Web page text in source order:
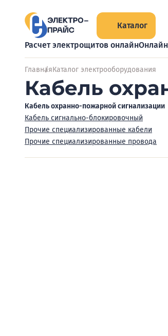
Каталог
Расчет электрощитов онлайн
ГлавнаяКаталог электрооборудования
Кабель
Кабель охранно-пожарной сигнализации
Кабель сигнально-блокировочный
Прочие специализированные кабели
Прочие специализированные провода